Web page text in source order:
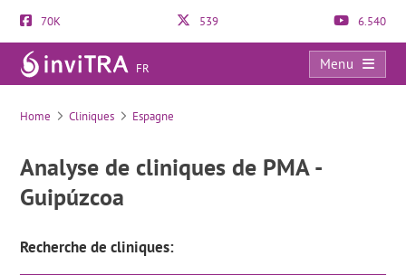
70K 539 6.540
FR
Menu
Liste des cliniques
Home Cliniques Espagne
Analyse de cliniques de PMA -
Guipúzcoa
Recherche de cliniques: